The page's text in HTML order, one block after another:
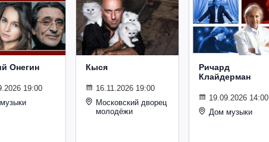
Онегин
19:00
Кыся
16.11.2026 19:00
Московский дворец
молодёжи
Ричард
Клайдерман
19.09.2026 14:00
Дом музыки